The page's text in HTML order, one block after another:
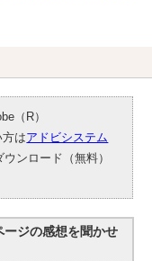
（R）
はアドビシステム
ウンロード（無料）
ージの感想を聞かせ